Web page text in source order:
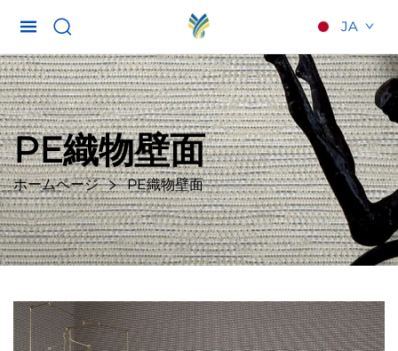
JA
PE織物壁面
ホームページ PE織物壁面